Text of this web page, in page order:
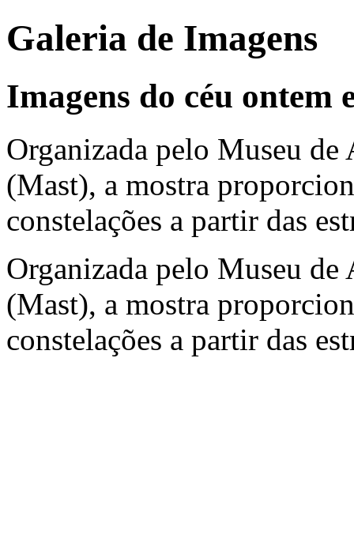
Galeria de Imagens
Imagens do céu ontem
Organizada pelo Museu
(Mast), a mostra
constelações a partir das
Organizada pelo Museu
(Mast), a mostra
constelações a partir das